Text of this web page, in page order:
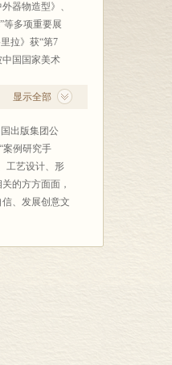
象”这一类无
对产业的引导
》在编撰思路
器物造型》、
等多项重要展
拉》获“第7
中国国家美术
员、国家漆艺专
色协会会员、
显示全部
出版集团公
案例研究手
工艺设计、形
的方方面面，
、发展创意文